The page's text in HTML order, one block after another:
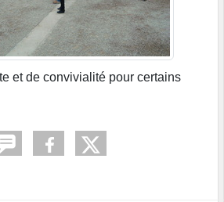
et de convivialité pour certains